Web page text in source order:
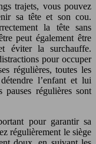
trajets, vous pouvez
sa tête et son cou.
la tête sans
peut également être
éviter la surchauffe.
pour occuper
régulières, toutes les
l’enfant et lui
régulières sont
pour garantir sa
régulièrement le siège